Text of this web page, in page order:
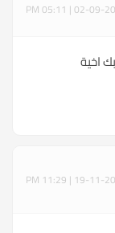
اخية